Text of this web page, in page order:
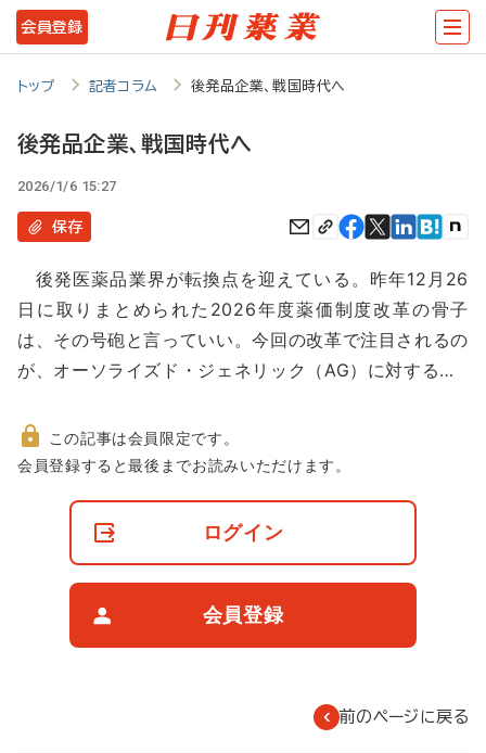
メ
イ
テ
移
動
会員登録
トップ 記者コラム 後発品企業、戦国時代へ
後発品企業、戦国時代へ
2026/1/6 15:27
保存
後発医薬品業界が転換点を迎えている。昨年12月26
日に取りまとめられた2026年度薬価制度改革の骨子
は、その号砲と言っていい。今回の改革で注目されるの
が、オーソライズド・ジェネリック（AG）に対する…
非
この記事は会員限定です。
会員登録すると最後までお読みいただけます。
ログイン
会員登録
前のページに戻る